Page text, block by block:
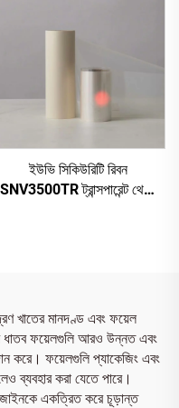
ইউভি সিকিউরিটি রিবন
SNV3500TR ট্রান্সপারেন্ট থেকে
খাতের মানদণ্ড এবং ফয়েল
ধাতব ফয়েলগুলি আরও উন্নত এবং
করে। ফয়েলগুলি প্যাকেজিং এবং
ব্যবহার করা যেতে পারে।
একত্রিত করে চূড়ান্ত